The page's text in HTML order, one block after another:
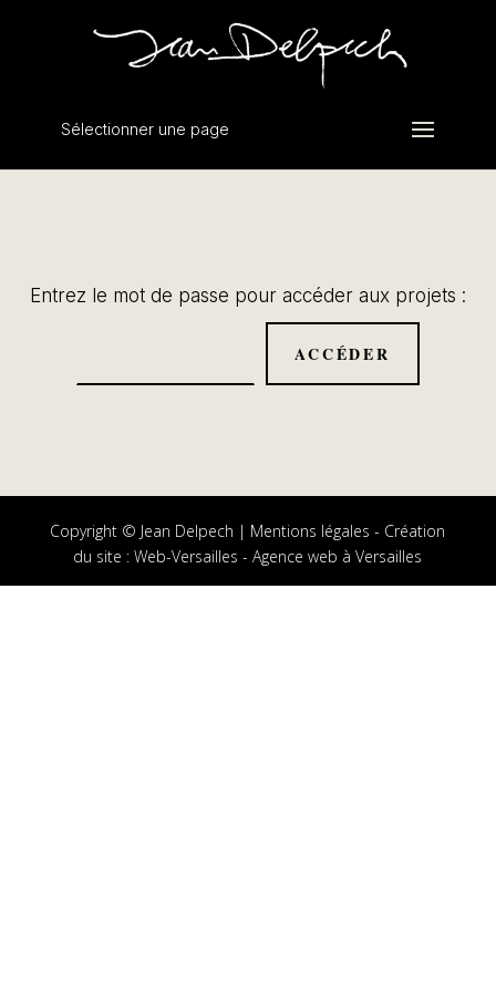
Sélectionner une page
Entrez le mot de passe pour accéder aux projets :
Copyright © Jean Delpech | Mentions légales - Création
du site :Web-Versailles - Agence web à Versailles